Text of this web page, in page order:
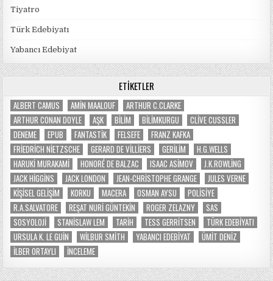
Tiyatro
Türk Edebiyatı
Yabancı Edebiyat
ETIKETLER
ALBERT CAMUS AMIN MAALOUF
ARTHUR C.CLARKE
ARTHUR CONAN DOYLE
AŞK BILIM BILIMKURGU
CLIVE CUSSLER
DENEME
EPUB FANTASTIK FELSEFE
FRANZ KAFKA
FRIEDRICH NIETZSCHE
GERARD DE VILLIERS GERILIM
H.G.WELLS
HARUKI MURAKAMI
HONORÉ DE BALZAC ISAAC ASIMOV
J.K.ROWLING
JACK HIGGINS
JACK LONDON JEAN-CHRISTOPHE GRANGE
JULES VERNE
KIŞISEL GELIŞIM
KORKU MACERA OSMAN AYSU
POLISIYE
R.A.SALVATORE
REŞAT NURI GÜNTEKIN ROGER ZELAZNY
SAS
SOSYOLOJI
STANISLAW LEM TARIH TESS GERRITSEN
TÜRK EDEBIYATI
URSULA K. LE GUIN
WILBUR SMITH YABANCI EDEBIYAT
ÜMIT DENIZ
İLBER ORTAYLI
İNCELEME